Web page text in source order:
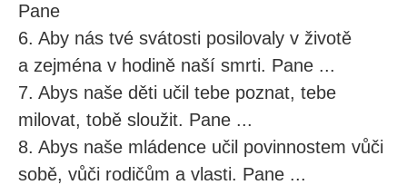
Pane
6. Aby nás tvé svátosti posilovaly v životě
a zejména v hodině naší smrti. Pane ...
7. Abys naše děti učil tebe poznat, tebe
milovat, tobě sloužit. Pane ...
8. Abys naše mládence učil povinnostem vůči
sobě, vůči rodičům a vlasti. Pane ...